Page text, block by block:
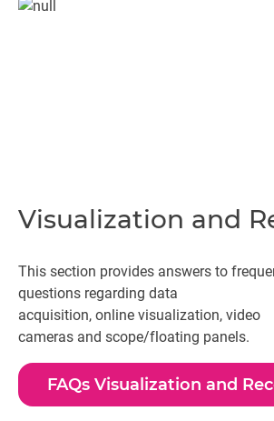
Visualization and
This section provides answers to
questions regarding data
acquisition, online visualization, video
cameras and scope/floating panels.
FAQs Visualization and